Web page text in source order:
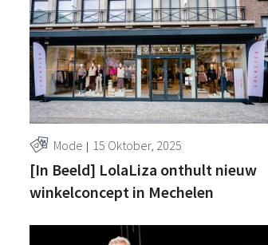
Mode 15 Oktober, 2025
[In Beeld] LolaLiza onthult nieuw
winkelconcept in Mechelen